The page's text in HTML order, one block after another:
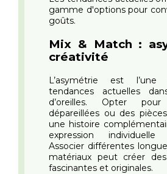
gamme d'options pour
goûts.
Mix & Match :
créativité
L’asymétrie est l’une
tendances actuelles
d’oreilles. Opter
dépareillées ou des
une histoire
expression
Associer différentes
matériaux peut créer
fascinantes et originales.